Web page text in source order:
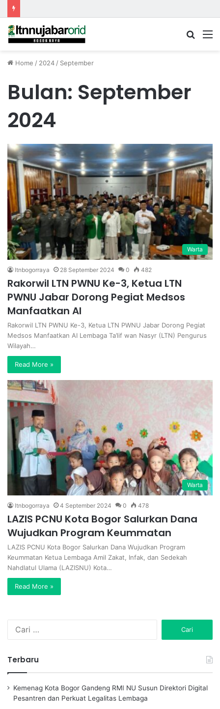
Home / 2024 / September
Bulan: September
2024
Warta
ltnbogorraya 28 September 2024 0 482
Rakorwil LTN PWNU Ke-3, Ketua LTN
PWNU Jabar Dorong Pegiat Medsos
Manfaatkan AI
Rakorwil LTN PWNU Ke-3, Ketua LTN PWNU Jabar Dorong Pegiat
Medsos Manfaatkan AI Lembaga Ta’lif wan Nasyr (LTN) Pengurus
Wilayah…
Read More »
Warta
ltnbogorraya 4 September 2024 0 478
LAZIS PCNU Kota Bogor Salurkan Dana
Wujudkan Program Keummatan
LAZIS PCNU Kota Bogor Salurkan Dana Wujudkan Program
Keummatan Ketua Lembaga Amil Zakat, Infak, dan Sedekah
Nahdlatul Ulama (LAZISNU) Kota…
Read More »
Terbaru
Kemenag Kota Bogor Gandeng RMI NU Susun Direktori Digital
Pesantren dan Perkuat Legalitas Lembaga